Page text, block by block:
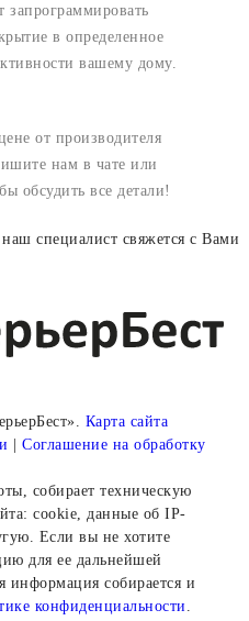
в определенное
вашему дому.
от производителя
нам в чате или
обсудить все детали!
специалист свяжется с Вами
Карта сайта
Соглашение на обработку
собирает техническую
cookie, данные об IP-
Если вы не хотите
для ее дальнейшей
информация собирается и
конфиденциальности .